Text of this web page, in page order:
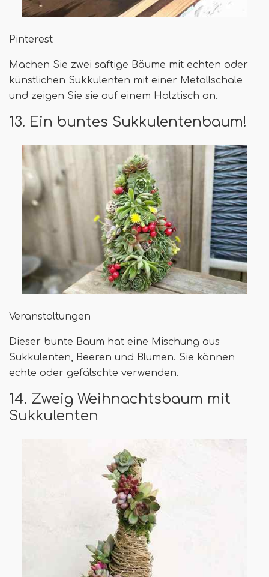
Pinterest
Machen Sie zwei saftige Bäume mit echten oder
künstlichen Sukkulenten mit einer Metallschale
und zeigen Sie sie auf einem Holztisch an.
13. Ein buntes Sukkulentenbaum!
Veranstaltungen
Dieser bunte Baum hat eine Mischung aus
Sukkulenten, Beeren und Blumen. Sie können
echte oder gefälschte verwenden.
14. Zweig Weihnachtsbaum mit
Sukkulenten